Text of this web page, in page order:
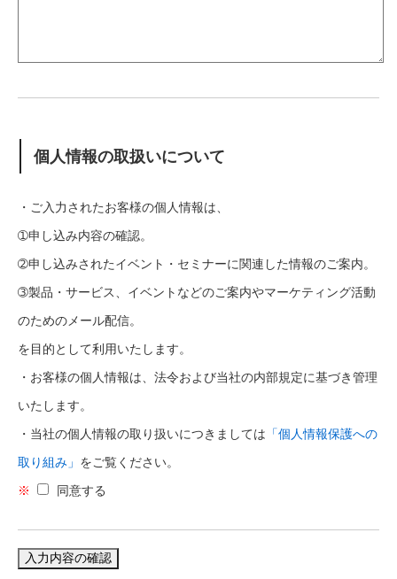
個人情報の取扱いについて
・ご入力されたお客様の個人情報は、
➀申し込み内容の確認。
➁申し込みされたイベント・セミナーに関連した情報のご案内。
➂製品・サービス、イベントなどのご案内やマーケティング活動
のためのメール配信。
を目的として利用いたします。
・お客様の個人情報は、法令および当社の内部規定に基づき管理
いたします。
・当社の個人情報の取り扱いにつきましては 「個人情報保護への
取り組み」 をご覧ください。
※
同意する